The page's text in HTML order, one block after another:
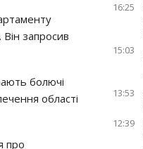
запросив
болючі
області
про
16:25
15:03
13:53
12:39